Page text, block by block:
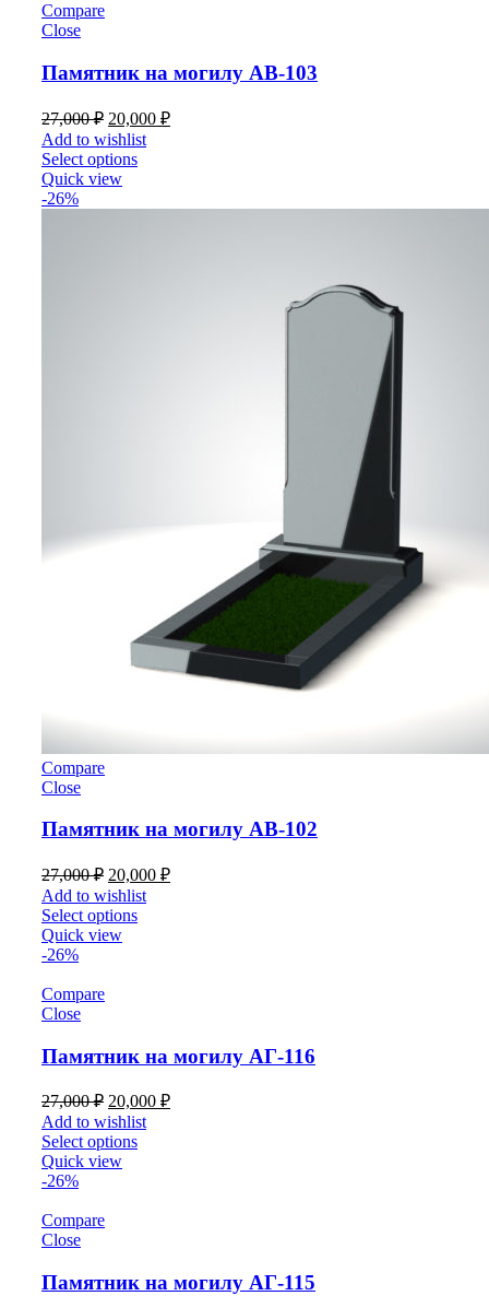
Compare
Close
Памятник на могилу АВ-103
27,000₽ 20,000 ₽
Add to wishlist
Select options
Quick view
-26%
Compare
Close
Памятник на могилу АВ-102
27,000₽ 20,000 ₽
Add to wishlist
Select options
Quick view
-26%
Compare
Close
Памятник на могилу АГ-116
27,000₽ 20,000 ₽
Add to wishlist
Select options
Quick view
-26%
Compare
Close
Памятник на могилу АГ-115